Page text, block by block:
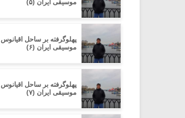
موسیقی ایران (۵)
پهلوگرفته بر ساحل اقیانوس
موسیقی ایران (۶)
پهلوگرفته بر ساحل اقیانوس
موسیقی ایران (۷)